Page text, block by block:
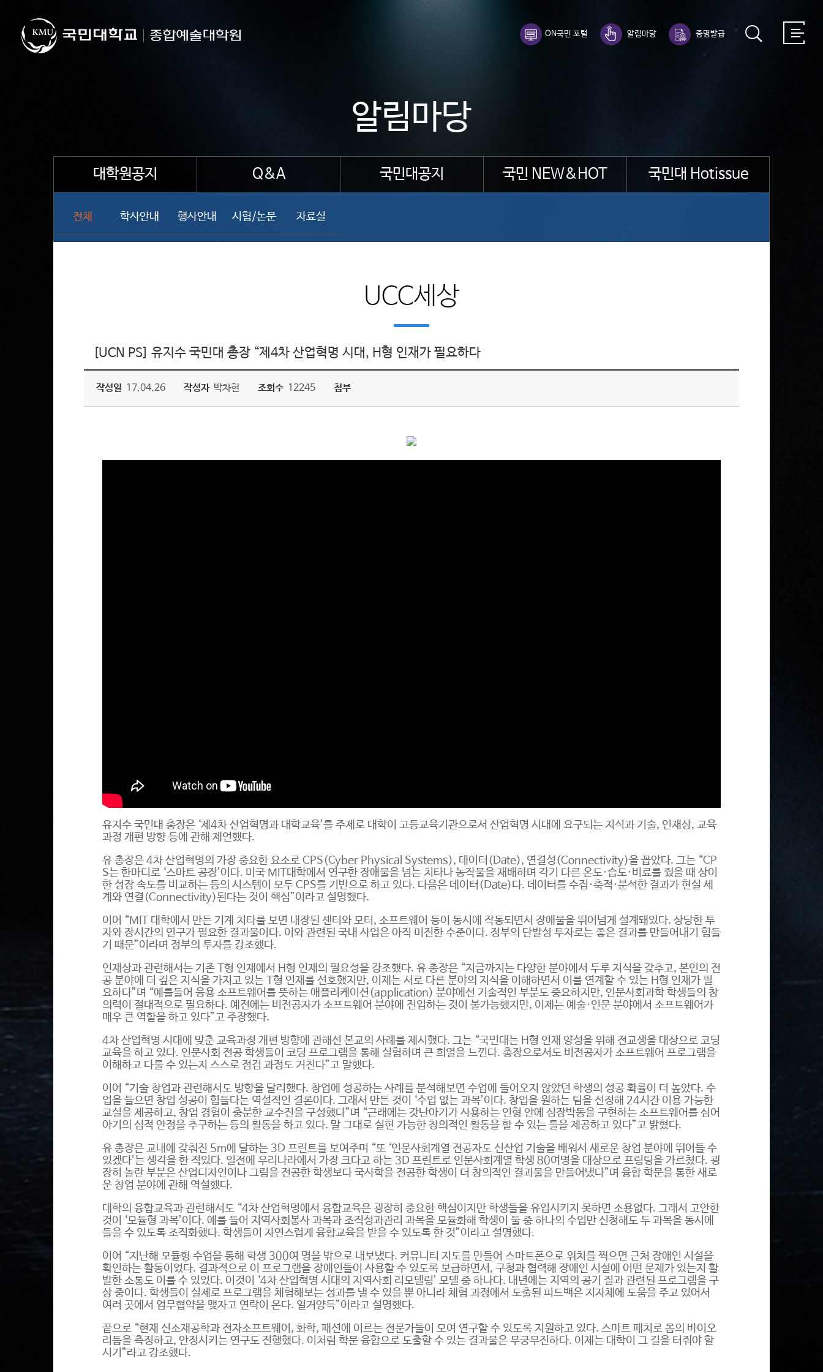
ON국민 포털 알림마당 증명발급
알림마당
대학원공지
전체 학사안내 행사안내 시험/논문 자료실
Q&A 국민대공지 국민 NEW&HOT 국민대 Hotissue
UCC세상
[UCN PS] 유지수 국민대 총장 “제4차 산업혁명 시대, H형 인재가 필요하다
작성일 17.04.26 작성자 박차현 조회수 12245 첨부
유지수 국민대 총장은 ‘제4차 산업혁명과 대학교육’를 주제로 대학이 고등교육기관으로서 산업혁명 시대에 요구되는 지식과 기술, 인재상, 교육
과정 개편 방향 등에 관해 제언했다.
유 총장은 4차 산업혁명의 가장 중요한 요소로 CPS(Cyber Physical Systems), 데이터(Date), 연결성(Connectivity)을 꼽았다. 그는 “CP
S는 한마디로 ‘스마트 공장’이다. 미국 MIT대학에서 연구한 장애물을 넘는 치타나 농작물을 재배하며 각기 다른 온도·습도·비료를 줬을 때 상이
한 성장 속도를 비교하는 등의 시스템이 모두 CPS를 기반으로 하고 있다. 다음은 데이터(Date)다. 데이터를 수집·축적·분석한 결과가 현실 세
계와 연결(Connectivity)된다는 것이 핵심”이라고 설명했다.
이어 “MIT 대학에서 만든 기계 치타를 보면 내장된 센터와 모터, 소프트웨어 등이 동시에 작동되면서 장애물을 뛰어넘게 설계돼있다. 상당한 투
자와 장시간의 연구가 필요한 결과물이다. 이와 관련된 국내 사업은 아직 미진한 수준이다. 정부의 단발성 투자로는 좋은 결과를 만들어내기 힘들
기 때문”이라며 정부의 투자를 강조했다.
인재상과 관련해서는 기존 T형 인재에서 H형 인재의 필요성을 강조했다. 유 총장은 “지금까지는 다양한 분야에서 두루 지식을 갖추고, 본인의 전
공 분야에 더 깊은 지식을 가지고 있는 T형 인재를 선호했지만, 이제는 서로 다른 분야의 지식을 이해하면서 이를 연계할 수 있는 H형 인재가 필
요하다”며 “예를들어 응용 소프트웨어를 뜻하는 애플리케이션(application) 분야에선 기술적인 부분도 중요하지만, 인문사회과학 학생들의 창
의력이 절대적으로 필요하다. 예전에는 비전공자가 소프트웨어 분야에 진입하는 것이 불가능했지만, 이제는 예술·인문 분야에서 소프트웨어가
매우 큰 역할을 하고 있다”고 주장했다.
4차 산업혁명 시대에 맞춘 교육과정 개편 방향에 관해선 본교의 사례를 제시했다. 그는 “국민대는 H형 인재 양성을 위해 전교생을 대상으로 코딩
교육을 하고 있다. 인문사회 전공 학생들이 코딩 프로그램을 통해 실험하며 큰 희열을 느낀다. 총장으로서도 비전공자가 소프트웨어 프로그램을
이해하고 다룰 수 있는지 스스로 점검 과정도 거친다”고 말했다.
이어 “기술 창업과 관련해서도 방향을 달리했다. 창업에 성공하는 사례를 분석해보면 수업에 들어오지 않았던 학생의 성공 확률이 더 높았다. 수
업을 들으면 창업 성공이 힘들다는 역설적인 결론이다. 그래서 만든 것이 ‘수업 없는 과목’이다. 창업을 원하는 팀을 선정해 24시간 이용 가능한
교실을 제공하고, 창업 경험이 충분한 교수진을 구성했다”며 “근래에는 갓난아기가 사용하는 인형 안에 심장박동을 구현하는 소프트웨어를 심어
아기의 심적 안정을 추구하는 등의 활동을 하고 있다. 말 그대로 실현 가능한 창의적인 활동을 할 수 있는 틀을 제공하고 있다”고 밝혔다.
유 총장은 교내에 갖춰진 5m에 달하는 3D 프린트를 보여주며 “또 ‘인문사회계열 전공자도 신산업 기술을 배워서 새로운 창업 분야에 뛰어들 수
있겠다’는 생각을 한 적있다. 일전에 우리나라에서 가장 크다고 하는 3D 프린트로 인문사회계열 학생 80여명을 대상으로 프링팅을 가르쳤다. 굉
장히 놀란 부분은 산업디자인이나 그림을 전공한 학생보다 국사학을 전공한 학생이 더 창의적인 결과물을 만들어냈다”며 융합 학문을 통한 새로
운 창업 분야에 관해 역설했다.
대학의 융합교육과 관련해서도 “4차 산업혁명에서 융합교육은 굉장히 중요한 핵심이지만 학생들을 유입시키지 못하면 소용없다. 그래서 고안한
것이 ‘모듈형 과목’이다. 예를 들어 지역사회봉사 과목과 조직성과관리 과목을 모듈화해 학생이 둘 중 하나의 수업만 신청해도 두 과목을 동시에
들을 수 있도록 조직화했다. 학생들이 자연스럽게 융합교육을 받을 수 있도록 한 것”이라고 설명했다.
이어 “지난해 모듈형 수업을 통해 학생 300여 명을 밖으로 내보냈다. 커뮤니티 지도를 만들어 스마트폰으로 위치를 찍으면 근처 장애인 시설을
확인하는 활동이었다. 결과적으로 이 프로그램을 장애인들이 사용할 수 있도록 보급하면서, 구청과 협력해 장애인 시설에 어떤 문제가 있는지 활
발한 소통도 이룰 수 있었다. 이것이 ‘4차 산업혁명 시대의 지역사회 리모델링’ 모델 중 하나다. 내년에는 지역의 공기 질과 관련된 프로그램을 구
상 중이다. 학생들이 실제로 프로그램을 체험해보는 성과를 낼 수 있을 뿐 아니라 체험 과정에서 도출된 피드백은 지자체에 도움을 주고 있어서
여러 곳에서 업무협약을 맺자고 연락이 온다. 일거양득”이라고 설명했다.
끝으로 “현재 신소재공학과 전자소프트웨어, 화학, 패션에 이르는 전문가들이 모여 연구할 수 있도록 지원하고 있다. 스마트 패치로 몸의 바이오
리듬을 측정하고, 안정시키는 연구도 진행했다. 이처럼 학문 융합으로 도출할 수 있는 결과물은 무궁무진하다. 이제는 대학이 그 길을 터줘야 할
시기”라고 강조했다.